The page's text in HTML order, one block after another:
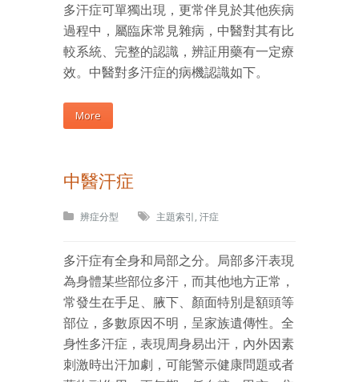
多汗症可單獨出現，更常伴見於其他疾病
過程中，屬臨床常見雜病，中醫對其有比
較系統、完整的認識，辨証用藥有一定療
效。中醫對多汗症的病機認識如下。
More
中醫汗症
辨症分型 主題索引, 汗症
多汗症有全身和局部之分。局部多汗表現
為身體某些部位多汗，而其他地方正常，
常發生在手足、腋下、顏面特別是額頭等
部位，多數原因不明，呈家族遺傳性。全
身性多汗症，表現周身易出汗，內外因素
刺激時出汗加劇，可能警示健康問題或者